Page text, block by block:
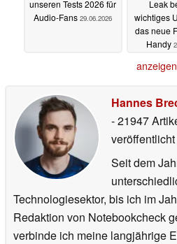
unseren Tests 2026 für
Audio-Fans 29.06.2026
Leak
wichtiges
das neue
Handy
anzeigen
Hannes
- 21947
veröffentlicht
Seit dem
Technologiesektor, bis ich im
Redaktion von Notebookcheck
verbinde ich meine langjährige